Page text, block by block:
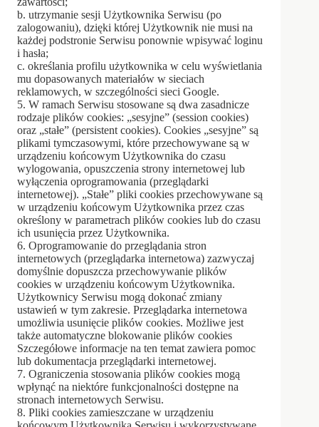
b. utrzymanie sesji Użytkownika Serwisu (po
zalogowaniu), dzięki której Użytkownik nie musi na
każdej podstronie Serwisu ponownie wpisywać loginu
i hasła;
c. określania profilu użytkownika w celu wyświetlania
mu dopasowanych materiałów w sieciach
reklamowych, w szczególności sieci Google.
5. W ramach Serwisu stosowane są dwa zasadnicze
rodzaje plików cookies: „sesyjne” (session cookies)
oraz „stałe” (persistent cookies). Cookies „sesyjne” są
plikami tymczasowymi, które przechowywane są w
urządzeniu końcowym Użytkownika do czasu
wylogowania, opuszczenia strony internetowej lub
wyłączenia oprogramowania (przeglądarki
internetowej). „Stałe” pliki cookies przechowywane są
w urządzeniu końcowym Użytkownika przez czas
określony w parametrach plików cookies lub do czasu
ich usunięcia przez Użytkownika.
6. Oprogramowanie do przeglądania stron
internetowych (przeglądarka internetowa) zazwyczaj
domyślnie dopuszcza przechowywanie plików
cookies w urządzeniu końcowym Użytkownika.
Użytkownicy Serwisu mogą dokonać zmiany
ustawień w tym zakresie. Przeglądarka internetowa
umożliwia usunięcie plików cookies. Możliwe jest
także automatyczne blokowanie plików cookies
Szczegółowe informacje na ten temat zawiera pomoc
lub dokumentacja przeglądarki internetowej.
7. Ograniczenia stosowania plików cookies mogą
wpłynąć na niektóre funkcjonalności dostępne na
stronach internetowych Serwisu.
8. Pliki cookies zamieszczane w urządzeniu